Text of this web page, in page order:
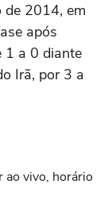
de 2014, em
após
1 a 0 diante
Irã, por 3 a
ao vivo, horário